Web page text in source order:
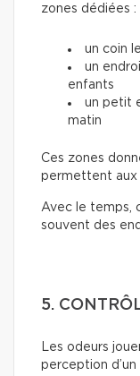
zones dédiées :
un coin
un
enfants
un petit
matin
Ces zones
permettent aux
Avec le temps,
souvent des
5.
Les odeurs
perception